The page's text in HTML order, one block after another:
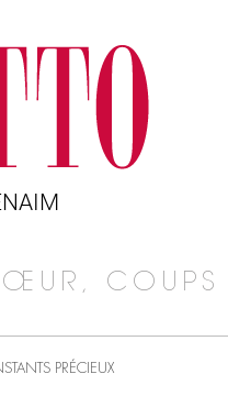
COUPS
PRÉCIEUX